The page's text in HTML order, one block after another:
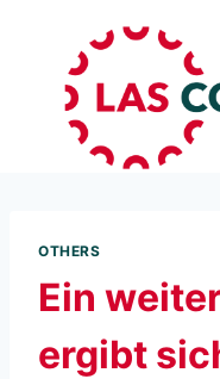
OTHERS
Ein
ergibt